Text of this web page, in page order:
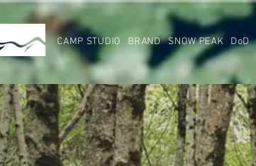
CAMP STUDIO BRAND SNOW PEAK DoD